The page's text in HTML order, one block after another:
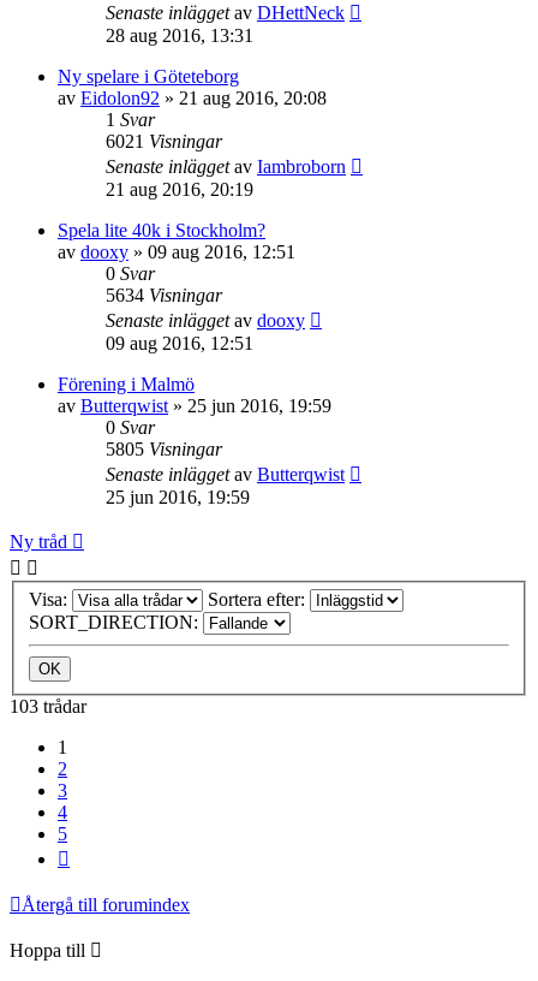
Senaste inläggetav DHettNeck
28 aug 2016, 13:31
Ny spelare i Göteteborg
av Eidolon92 » 21 aug 2016, 20:08
1 Svar
6021 Visningar
Senaste inläggetav Iambroborn
21 aug 2016, 20:19
Spela lite 40k i Stockholm?
av dooxy » 09 aug 2016, 12:51
0 Svar
5634 Visningar
Senaste inläggetav dooxy
09 aug 2016, 12:51
Förening i Malmö
av Butterqwist » 25 jun 2016, 19:59
0 Svar
5805 Visningar
Senaste inläggetav Butterqwist
25 jun 2016, 19:59
Ny tråd
Visa:
Sortera efter:
SORT_DIRECTION:
103 trådar
1
2
3
4
5
Återgå till forumindex
Hoppa till